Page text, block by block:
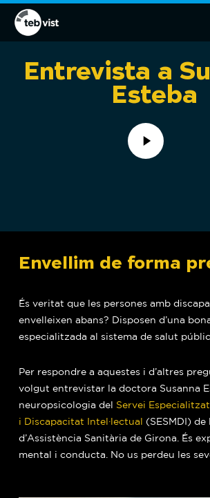
Skip
main
contentEntrevista a
Esteba
Play
Video
Envellim de forma
És veritat que les persones amb
envelleixen abans? Disposen d’una
especialitzada al sistema de salut
Per respondre a aquestes i d’altres
volgut entrevistar la doctora Susanna
neuropsicologia del Servei
i Discapacitat Intel·lectual (SESMDI) de
d’Assistència Sanitària de Girona. És
mental i conducta. No us perdeu les